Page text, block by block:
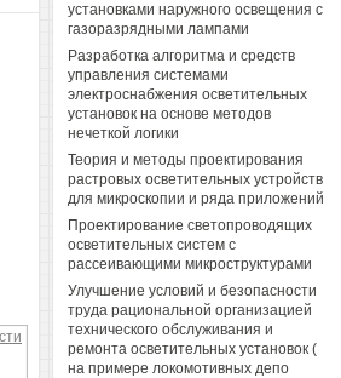
установками наружного освещения с
газоразрядными лампами
Разработка алгоритма и средств
управления системами
электроснабжения осветительных
установок на основе методов
нечеткой логики
Теория и методы проектирования
растровых осветительных устройств
для микроскопии и ряда приложений
Проектирование светопроводящих
осветительных систем с
рассеивающими микроструктурами
Улучшение условий и безопасности
труда рациональной организацией
технического обслуживания и
ремонта осветительных установок (
на примере локомотивных депо